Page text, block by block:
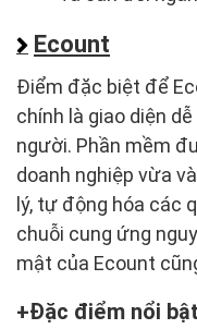
Ecount
Điểm đặc biệt để
chính là giao diện
người. Phần mềm
doanh nghiệp vừa
lý, tự động hóa các
chuỗi cung ứng
mật của Ecount
Đặc điểm nổi